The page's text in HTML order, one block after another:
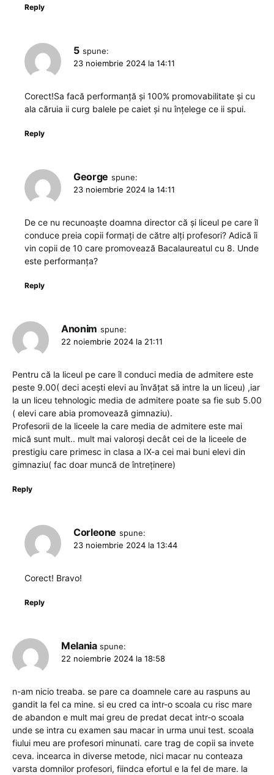
Reply
5 spune:
23 noiembrie 2024 la 14:11
Corect!Sa facă performanță și 100% promovabilitate și cu
ala căruia ii curg balele pe caiet și nu înțelege ce ii spui.
Reply
George spune:
23 noiembrie 2024 la 14:11
De ce nu recunoaște doamna director că și liceul pe care îl
conduce preia copii formați de către alți profesori? Adică îi
vin copii de 10 care promovează Bacalaureatul cu 8. Unde
este performanța?
Reply
Anonim spune:
22 noiembrie 2024 la 21:11
Pentru că la liceul pe care îl conduci media de admitere este
peste 9.00( deci acești elevi au învățat să intre la un liceu) ,iar
la un liceu tehnologic media de admitere poate sa fie sub 5.00
( elevi care abia promovează gimnaziu).
Profesorii de la liceele la care media de admitere este mai
mică sunt mult.. mult mai valoroși decât cei de la liceele de
prestigiu care primesc in clasa a IX-a cei mai buni elevi din
gimnaziu( fac doar muncă de întreținere)
Reply
Corleone spune:
23 noiembrie 2024 la 13:44
Corect! Bravo!
Reply
Melania spune:
22 noiembrie 2024 la 18:58
n-am nicio treaba. se pare ca doamnele care au raspuns au
gandit la fel ca mine. si eu cred ca intr-o scoala cu risc mare
de abandon e mult mai greu de predat decat intr-o scoala
unde se intra cu examen sau macar in urma unui test. scoala
fiului meu are profesori minunati. care trag de copii sa invete
ceva. incearca in diverse metode, nici macar nu conteaza
varsta domnilor profesori, fiindca efortul e la fel de mare. la